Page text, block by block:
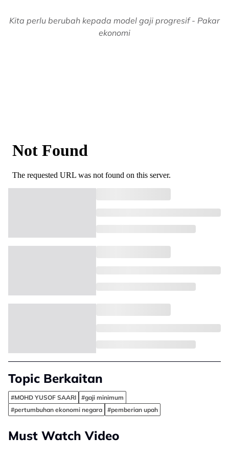
Kita perlu berubah kepada model gaji progresif - Pakar
ekonomi
Topic Berkaitan
#MOHD YUSOF SAARI
#gaji minimum
#pertumbuhan ekonomi negara
#pemberian upah
Must Watch Video